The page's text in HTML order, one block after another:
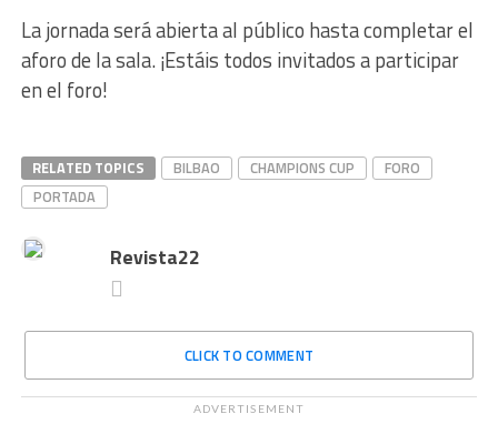
La jornada será abierta al público hasta completar el
aforo de la sala. ¡Estáis todos invitados a participar
en el foro!
RELATED TOPICS BILBAO CHAMPIONS CUP
FORO
PORTADA
Revista22
CLICK TO COMMENT
ADVERTISEMENT